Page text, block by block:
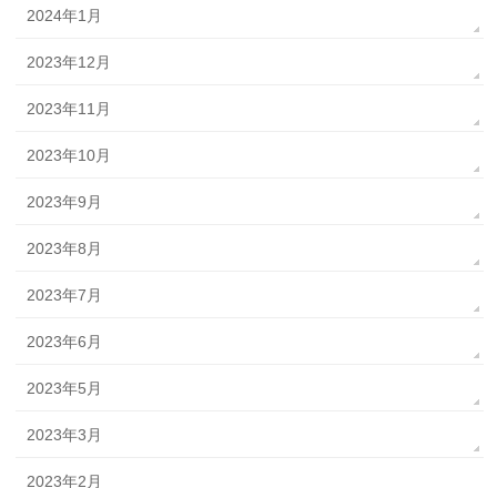
2024年1月
2023年12月
2023年11月
2023年10月
2023年9月
2023年8月
2023年7月
2023年6月
2023年5月
2023年3月
2023年2月